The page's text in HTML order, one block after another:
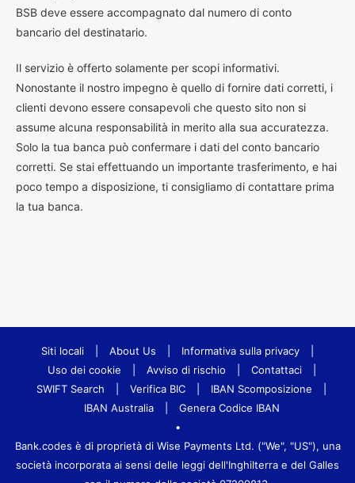
BSB deve essere accompagnato dal numero di conto
bancario del destinatario.
Il servizio è offerto solamente per scopi informativi.
Nonostante il nostro impegno è quello di fornire dati corretti, i
clienti devono essere consapevoli che questo sito non si
assume alcuna responsabilità in merito alla sua accuratezza.
Solo la tua banca può confermare i dati del conto bancario
corretti. Se stai effettuando un importante trasferimento, e hai
poco tempo a disposizione, ti consigliamo di contattare prima
la tua banca.
Siti locali About Us Informativa sulla privacy
Uso dei cookie
Avviso di rischio Contattaci
SWIFT Search
Verifica BIC IBAN Scomposizione
IBAN Australia
Genera Codice IBAN
•
Bank.codes è di proprietà di Wise Payments Ltd. ("We", "US"), una
società incorporata ai sensi delle leggi dell'Inghilterra e del Galles